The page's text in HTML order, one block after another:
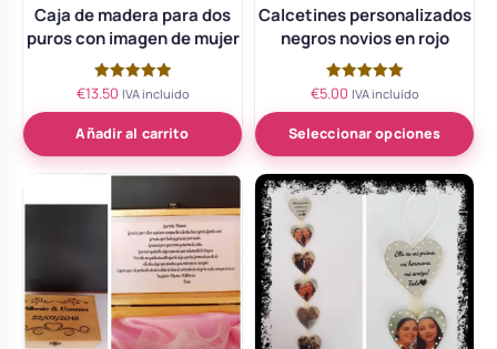
Caja de madera para dos
puros con imagen de mujer
Valorado
de 5
€13.50 IVA incluido
Añadir al carrito
Calcetines personalizados
negros novios en rojo
Valorado
de 5
€5.00 IVA incluido
Seleccionar opciones